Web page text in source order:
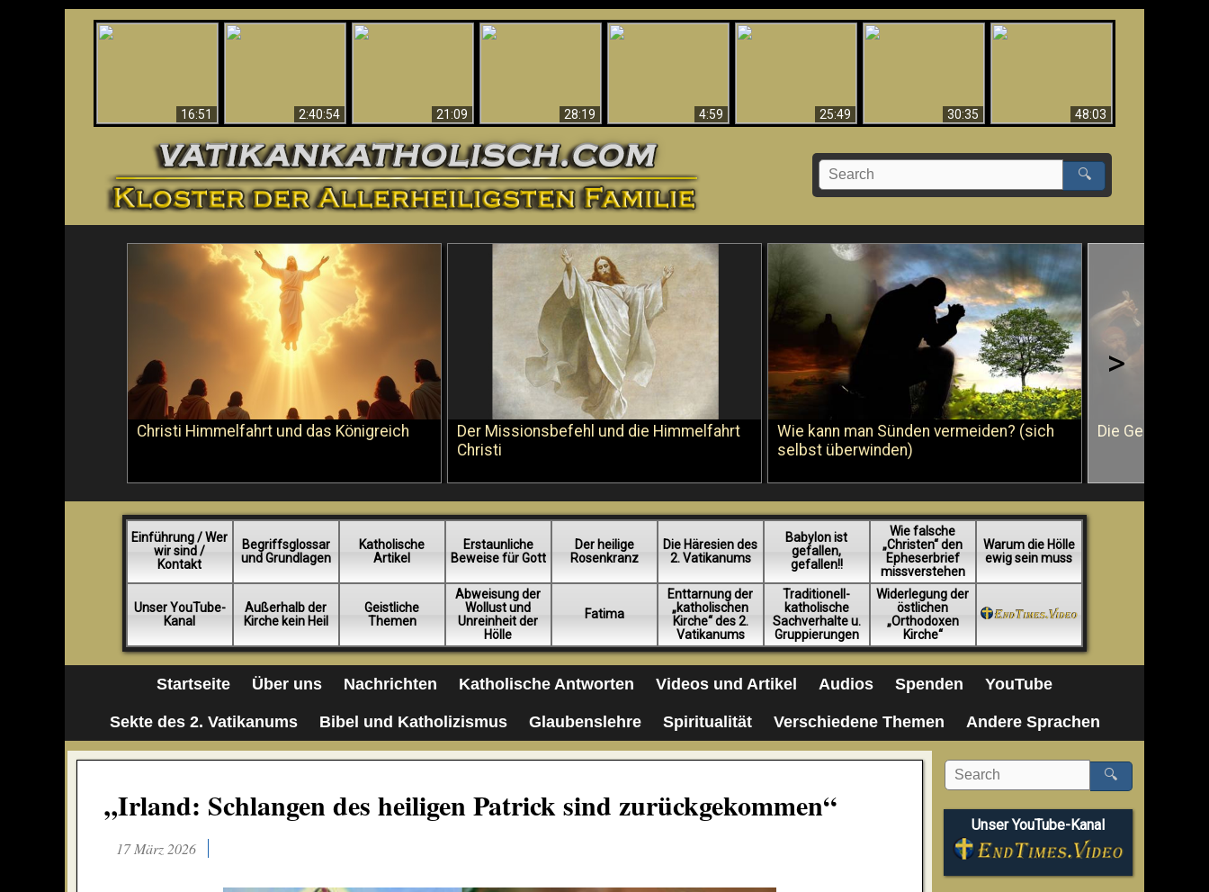
16:51
2:40:54
21:09
28:19
4:59
25:49 30:35
48:03
🔍
Christi Himmelfahrt und das Königreich
Der Missionsbefehl und die Himmelfahrt
Christi
Wie kann man Sünden vermeiden? (sich
selbst überwinden)
Die Geißelung
>
Einführung / Wer
wir sind /
Kontakt
Begriffsglossar
und Grundlagen
Katholische
Artikel
Erstaunliche
Beweise für Gott
Der heilige
Rosenkranz
Die Häresien des
2. Vatikanums
Babylon ist
gefallen,
gefallen!!
Wie falsche
„Christen“ den
Epheserbrief
missverstehen
Warum die Hölle
ewig sein muss
Unser YouTube-
Kanal
Außerhalb der
Kirche kein Heil
Geistliche
Themen
Abweisung der
Wollust und
Unreinheit der
Hölle
Fatima
Enttarnung der
„katholischen
Kirche“ des 2.
Vatikanums
Traditionell-
katholische
Sachverhalte u.
Gruppierungen
Widerlegung der
östlichen
„Orthodoxen
Kirche“
Startseite Über uns Nachrichten Katholische Antworten Videos und Artikel Audios Spenden YouTube
Sekte des 2. Vatikanums Bibel und Katholizismus Glaubenslehre Spiritualität Verschiedene Themen Andere Sprachen
„Irland: Schlangen des heiligen Patrick sind zurückgekommen“
17 März 2026
🔍
Unser YouTube-Kanal